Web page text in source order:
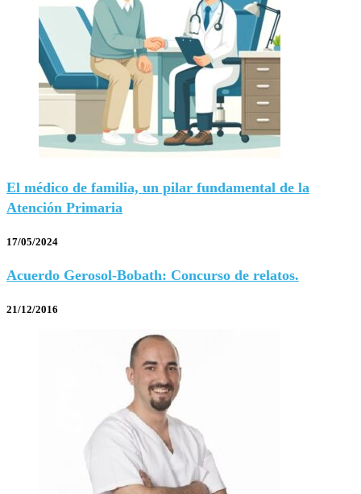
El médico de familia, un pilar fundamental de la
Atención Primaria
17/05/2024
Acuerdo Gerosol-Bobath: Concurso de relatos.
21/12/2016